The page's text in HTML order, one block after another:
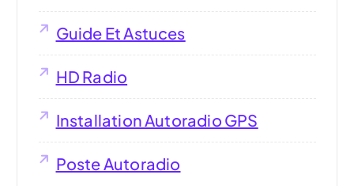
Guide Et Astuces
HD Radio
Installation Autoradio GPS
Poste Autoradio